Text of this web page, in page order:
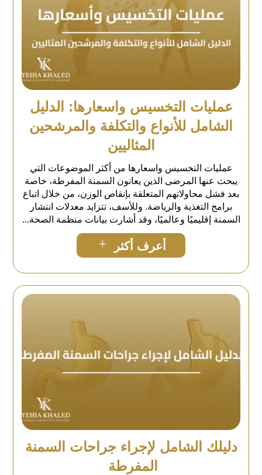
عمليات التخسيس واسعارها: الدليل
الشامل للأنواع والتكلفة والمرشحين
المثاليين
عمليات التخسيس واسعارها من أكثر الموضوعات التي
يبحث عنها المرضى الذين يعانون السمنة المفرطة، خاصة
بعد فشل محاولاتهم المتعلقة بإنقاص الوزن، من خلال اتباع
برامج التغذية والرياضة. وللأسف، تتزايد معدلات انتشار
السمنة إقليميًا وعالميًا، وقد أشارت بيانات منظمة الصحة...
أعرف أكثر L
دليلك الشامل لإجراء جراحات السمنة
المفرطة